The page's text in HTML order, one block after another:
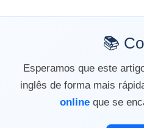
📚
Esperamos que este
inglês de forma mais
online que se